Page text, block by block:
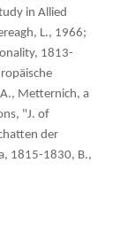
in Allied
L., 1966;
1813-
Metternich, a
"J. of
der
1815-1830, В.,